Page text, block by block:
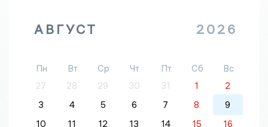
АВГУСТ 2026
Пн Вт Ср Чт Пт Сб
Вс
27
28 29 30 31 1
2
3
4 5 6 7 8
9
10
11 12 13 14 15
16